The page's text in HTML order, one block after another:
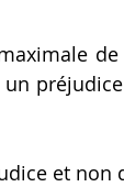
préjudice
et non